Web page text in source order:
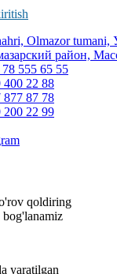
Olmazor tumani,
район,
555 65 55
400 22 88
877 87 78
200 22 99
qoldiring
bog'lanamiz
yaratilgan